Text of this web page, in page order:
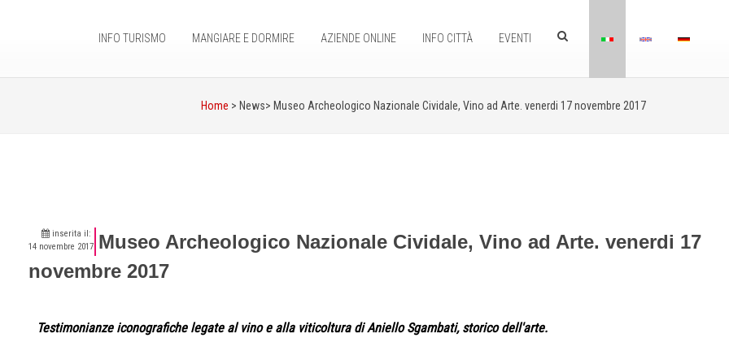
INFO TURISMO MANGIARE E DORMIRE AZIENDE ONLINE INFO CITTÀ EVENTI
Home > News> Museo Archeologico Nazionale Cividale, Vino ad Arte. venerdi 17 novembre 2017
inserita il:
14 novembre 2017 Museo Archeologico Nazionale Cividale, Vino ad Arte. venerdi 17
novembre 2017
Testimonianze iconografiche legate al vino e alla viticoltura di Aniello Sgambati, storico dell'arte.